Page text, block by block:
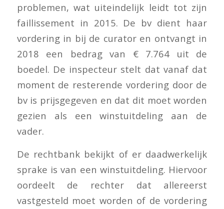
problemen, wat uiteindelijk leidt tot zijn
faillissement in 2015. De bv dient haar
vordering in bij de curator en ontvangt in
2018 een bedrag van € 7.764 uit de
boedel. De inspecteur stelt dat vanaf dat
moment de resterende vordering door de
bv is prijsgegeven en dat dit moet worden
gezien als een winstuitdeling aan de
vader.
De rechtbank bekijkt of er daadwerkelijk
sprake is van een winstuitdeling. Hiervoor
oordeelt de rechter dat allereerst
vastgesteld moet worden of de vordering